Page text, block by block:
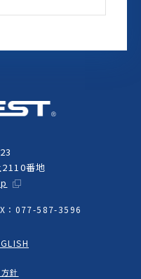
番地
：077-587-3596
針